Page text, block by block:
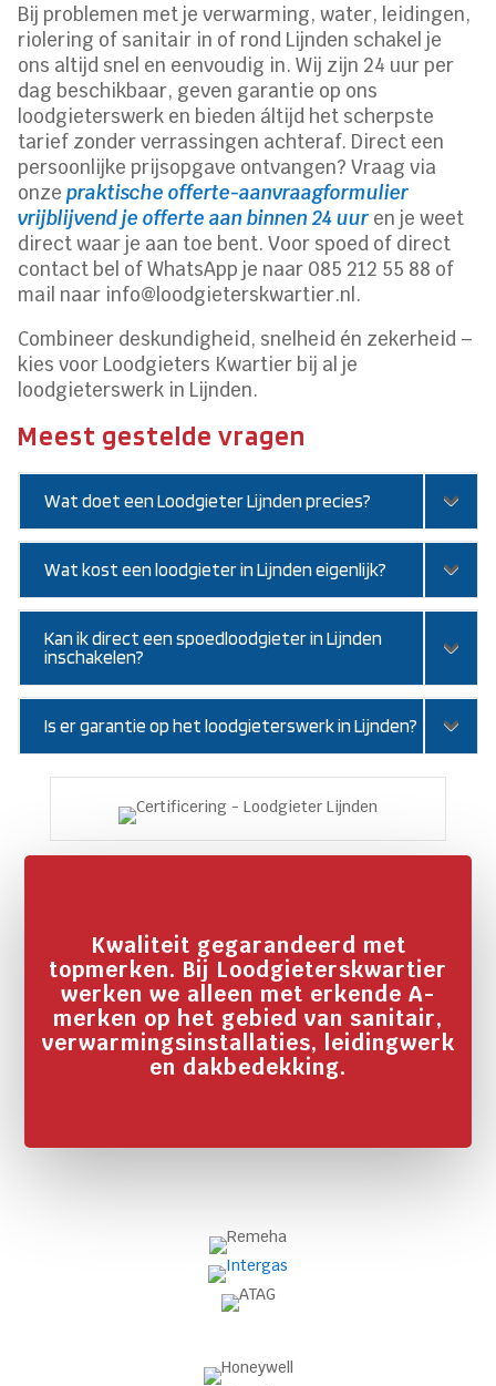
Bij problemen met je verwarming, water, leidingen,
riolering of sanitair in of rond Lijnden schakel je
ons altijd snel en eenvoudig in. Wij zijn 24 uur per
dag beschikbaar, geven garantie op ons
loodgieterswerk en bieden áltijd het scherpste
tarief zonder verrassingen achteraf. Direct een
persoonlijke prijsopgave ontvangen? Vraag via
onzepraktische offerte-aanvraagformulier
vrijblijvend je offerte aan binnen 24 uur en je weet
direct waar je aan toe bent. Voor spoed of direct
contact bel of WhatsApp je naar 085 212 55 88 of
mail naar info@loodgieterskwartier.nl.
Combineer deskundigheid, snelheid én zekerheid –
kies voor Loodgieters Kwartier bij al je
loodgieterswerk in Lijnden.
Meest gestelde vragen
Wat doet een Loodgieter Lijnden precies?
Wat kost een loodgieter in Lijnden eigenlijk?
Kan ik direct een spoedloodgieter in Lijnden
inschakelen?
Is er garantie op het loodgieterswerk in Lijnden?
Kwaliteit gegarandeerd met
topmerken. Bij Loodgieterskwartier
werken we alleen met erkende A-
merken op het gebied van sanitair,
verwarmingsinstallaties, leidingwerk
en dakbedekking.